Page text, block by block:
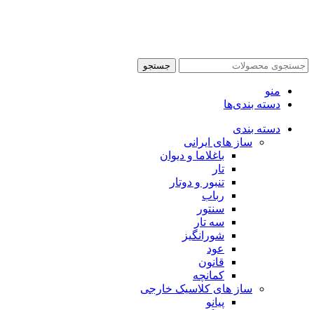
جستجو
منو
دسته بندی‌ها
دسته بندی
ساز های ایرانی
باغلاما و دیوان
تار
تنبور و دوتار
رباب
سنتور
سه تار
شورانگیز
عود
قانون
کمانچه
ساز های کلاسیک خارجی
پیانو